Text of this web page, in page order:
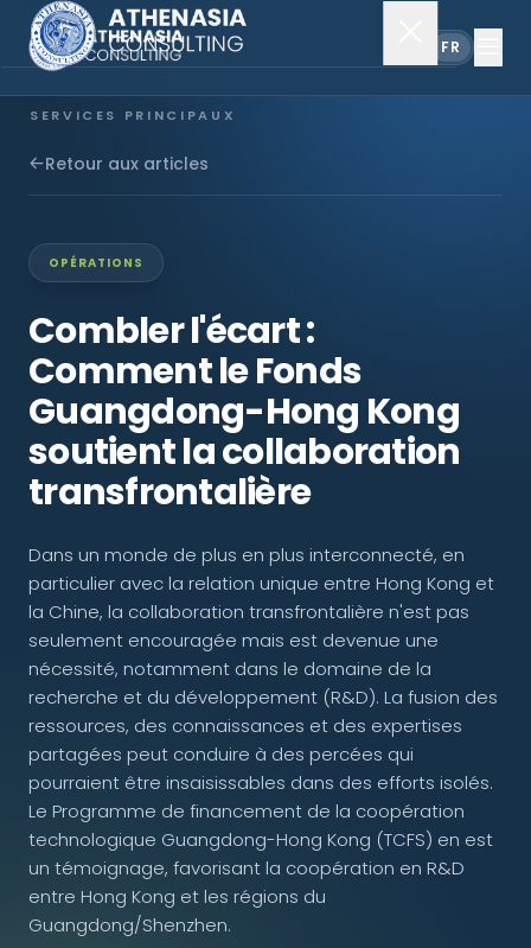
FR
SERVICES PRINCIPAUX
Constitution de société
Comptabilité & audit
EXPLORER
À propos
Actualités
NOUS SUIVRE
Contactez-nous
Retour aux articles
OPÉRATIONS
Combler l'écart :
Comment le Fonds
Guangdong-Hong Kong
soutient la collaboration
transfrontalière
Dans un monde de plus en plus interconnecté, en
particulier avec la relation unique entre Hong Kong et
la Chine, la collaboration transfrontalière n'est pas
seulement encouragée mais est devenue une
nécessité, notamment dans le domaine de la
recherche et du développement (R&D). La fusion des
ressources, des connaissances et des expertises
partagées peut conduire à des percées qui
pourraient être insaisissables dans des efforts isolés.
Le Programme de financement de la coopération
technologique Guangdong-Hong Kong (TCFS) en est
un témoignage, favorisant la coopération en R&D
entre Hong Kong et les régions du
Guangdong/Shenzhen.